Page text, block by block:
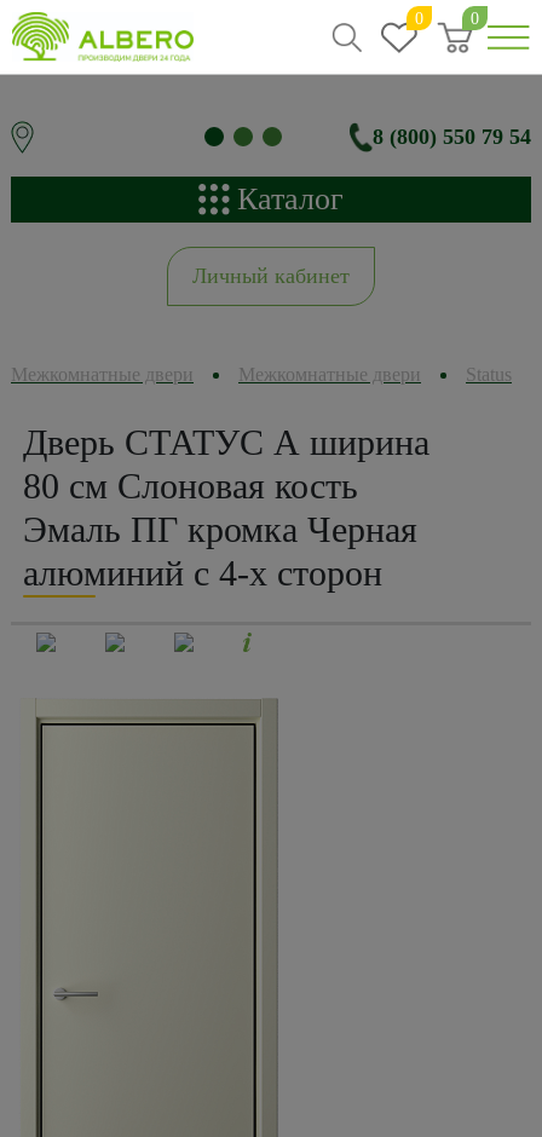
0 0
8 (800) 550 79 54
Каталог
Личный кабинет
Межкомнатные двери Межкомнатные двери Status
Дверь СТАТУС А ширина
80 см Слоновая кость
Эмаль ПГ кромка Черная
алюминий с 4-х сторон